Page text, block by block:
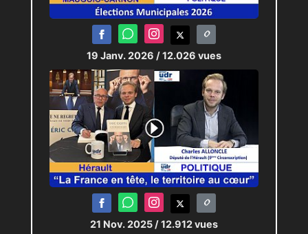
19 Janv. 2026 / 12.026 vues
21 Nov. 2025 / 12.912 vues